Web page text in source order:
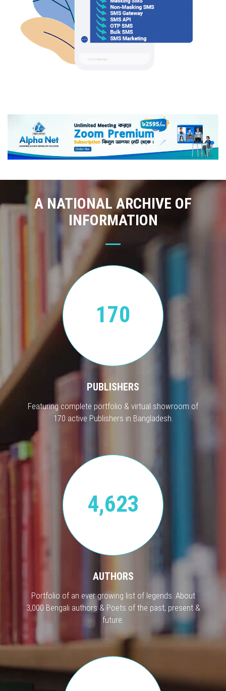
A NATIONAL ARCHIVE OF
INFORMATION
170
PUBLISHERS
Featuring complete portfolio & virtual showroom of
170 active Publishers in Bangladesh.
4,623
AUTHORS
Portfolio of an ever growing list of legends. About
3,000 Bengali authors & Poets of the past, present &
future.